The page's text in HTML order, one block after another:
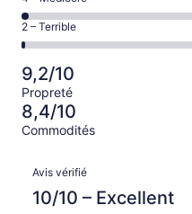
sur 292.
d’après
120 avis
sur 292.
–
Acceptable,
d’après
sur 292.
de 4
–
Médiocre,
d’après
6 avis
sur 292.
Note
de 2
–
Terrible,
d’après
2 avis
sur 292.
2 – Terrible
9,2/10
Propreté
8,4/10
Commodités
Avis
Avis vérifié
10/10 – Excellent